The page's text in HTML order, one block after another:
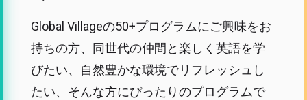
Global Villageの50+プログラムにご興味をお
持ちの方、同世代の仲間と楽しく英語を学
びたい、自然豊かな環境でリフレッシュし
たい、そんな方にぴったりのプログラムで